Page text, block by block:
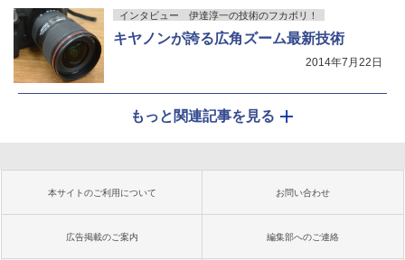
インタビュー 伊達淳一の技術のフカボリ！
キヤノンが誇る広角ズーム最新技術
2014年7月22日
もっと関連記事を見る
本サイトのご利用について お問い合わせ
広告掲載のご案内 編集部へのご連絡